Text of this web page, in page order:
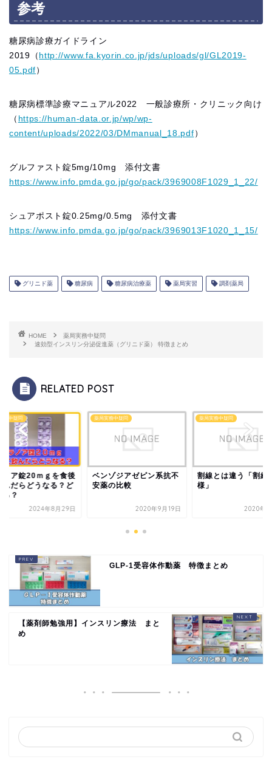
参考
糖尿病診療ガイドライン
2019（ http://www.fa.kyorin.co.jp/jds/uploads/gl/GL2019-
05.pdf ）
糖尿病標準診療マニュアル2022 一般診療所・クリニック向け
（ https://human-data.or.jp/wp/wp-
content/uploads/2022/03/DMmanual_18.pdf ）
グルファスト錠5mg/10mg 添付文書
https://www.info.pmda.go.jp/go/pack/3969008F1029_1_22/
シュアポスト錠0.25mg/0.5mg 添付文書
https://www.info.pmda.go.jp/go/pack/3969013F1020_1_15/
グリニド薬 糖尿病 糖尿病治療薬 薬局実習 調剤薬局
HOME
薬局実務中疑問
速効型インスリン分泌促進薬（グリニド薬） 特徴まとめ
RELATED POST
務中疑問
ノア錠20ｍｇを食後
んだらどうなる？ど
る？
2024年8月29日
薬局実務中疑問
ベンゾジアゼピン系抗不
安薬の比較
2020年9月19日
薬局実務中疑問
割線とは違う「割線
様」
2020年1
GLP-1受容体作動薬 特徴まとめ
【薬剤師勉強用】インスリン療法 まと
め